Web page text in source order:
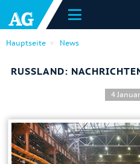
Hauptseite News
RUSSLAND:
4